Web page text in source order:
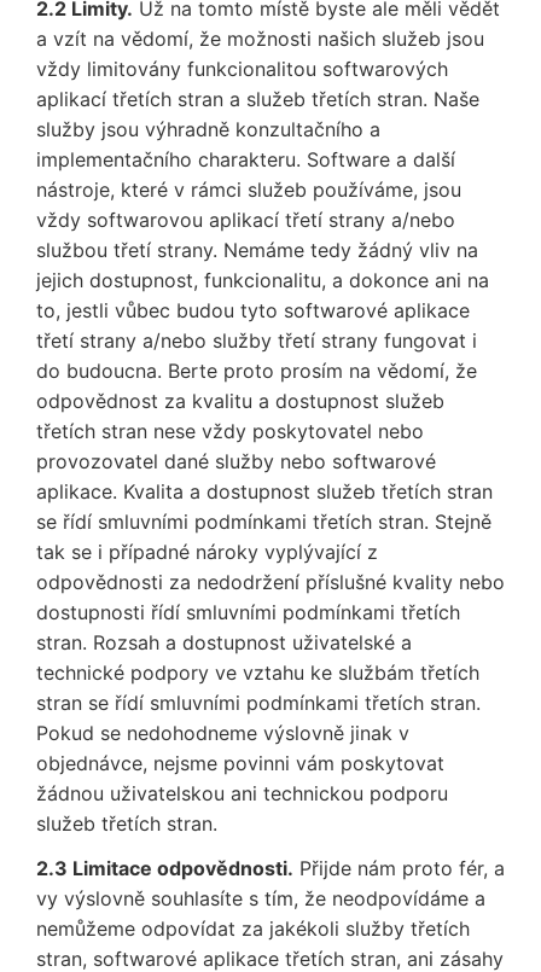
2.2 Limity. Už na tomto místě byste ale měli vědět
a vzít na vědomí, že možnosti našich služeb jsou
vždy limitovány funkcionalitou softwarových
aplikací třetích stran a služeb třetích stran. Naše
služby jsou výhradně konzultačního a
implementačního charakteru. Software a další
nástroje, které v rámci služeb používáme, jsou
vždy softwarovou aplikací třetí strany a/nebo
službou třetí strany. Nemáme tedy žádný vliv na
jejich dostupnost, funkcionalitu, a dokonce ani na
to, jestli vůbec budou tyto softwarové aplikace
třetí strany a/nebo služby třetí strany fungovat i
do budoucna. Berte proto prosím na vědomí, že
odpovědnost za kvalitu a dostupnost služeb
třetích stran nese vždy poskytovatel nebo
provozovatel dané služby nebo softwarové
aplikace. Kvalita a dostupnost služeb třetích stran
se řídí smluvními podmínkami třetích stran. Stejně
tak se i případné nároky vyplývající z
odpovědnosti za nedodržení příslušné kvality nebo
dostupnosti řídí smluvními podmínkami třetích
stran. Rozsah a dostupnost uživatelské a
technické podpory ve vztahu ke službám třetích
stran se řídí smluvními podmínkami třetích stran.
Pokud se nedohodneme výslovně jinak v
objednávce, nejsme povinni vám poskytovat
žádnou uživatelskou ani technickou podporu
služeb třetích stran.
2.3 Limitace odpovědnosti. Přijde nám proto fér, a
vy výslovně souhlasíte s tím, že neodpovídáme a
nemůžeme odpovídat za jakékoli služby třetích
stran, softwarové aplikace třetích stran, ani zásahy